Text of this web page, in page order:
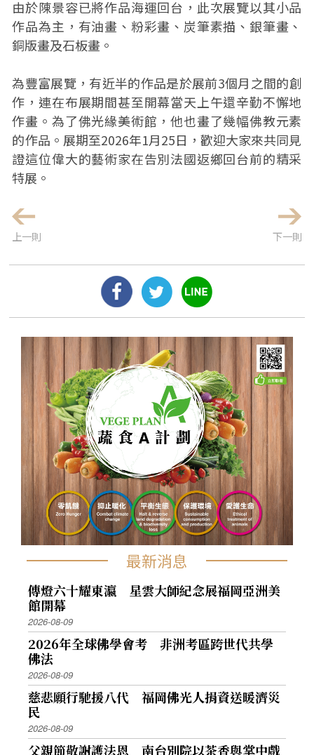
由於陳景容已將作品海運回台，此次展覽以其小品
作品為主，有油畫、粉彩畫、炭筆素描、銀筆畫、
銅版畫及石板畫。
為豐富展覽，有近半的作品是於展前3個月之間的創
作，連在布展期間甚至開幕當天上午還辛勤不懈地
作畫。為了佛光緣美術館，他也畫了幾幅佛教元素
的作品。展期至2026年1月25日，歡迎大家來共同見
證這位偉大的藝術家在告別法國返鄉回台前的精采
特展。
上一則 下一則
最新消息
傳燈六十耀東瀛 星雲大師紀念展福岡亞洲美
館開幕
2026-08-09
2026年全球佛學會考 非洲考區跨世代共學
佛法
2026-08-09
慈悲願行馳援八代 福岡佛光人捐資送暖濟災
民
2026-08-09
父親節敬謝護法恩 南台別院以茶香與掌中戲